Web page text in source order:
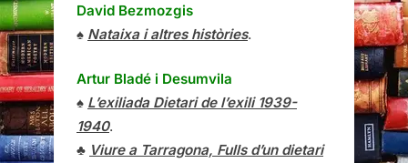
David Bezmozgis
♠ Nataixa i altres històries.
Artur Bladé i Desumvila
♠ L’exiliada Dietari de l’exili 1939-
1940.
♣ Viure a Tarragona, Fulls d’un dietari